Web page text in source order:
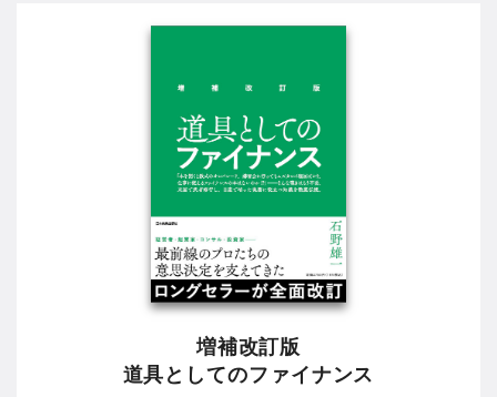
増補改訂版
道具としてのファイナンス